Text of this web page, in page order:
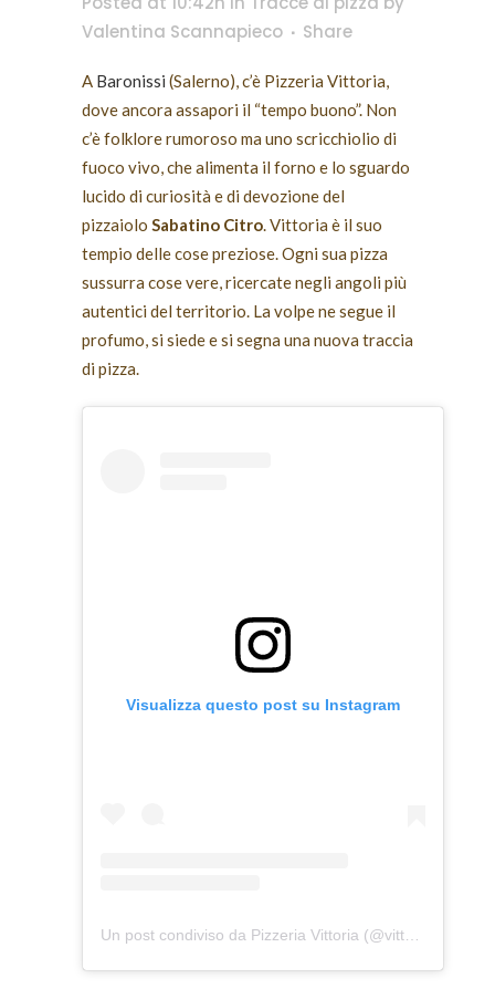
Valentina Scannapieco
Share
A Baronissi (Salerno), c’è Pizzeria Vittoria,
dove ancora assapori il “tempo buono”. Non
c’è folklore rumoroso ma uno scricchiolio di
fuoco vivo, che alimenta il forno e lo sguardo
lucido di curiosità e di devozione del
pizzaiolo Sabatino Citro. Vittoria è il suo
tempio delle cose preziose. Ogni sua pizza
sussurra cose vere, ricercate negli angoli più
autentici del territorio. La volpe ne segue il
profumo, si siede e si segna una nuova traccia
di pizza.
Visualizza questo post su Instagram